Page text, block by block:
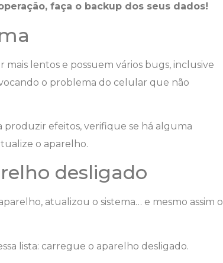
faça o backup dos seus dados!
mais lentos e possuem vários bugs, inclusive
o problema do celular que não
produzir efeitos, verifique se há alguma
o aparelho.
desligado
atualizou o sistema… e mesmo assim o
lista: carregue o aparelho desligado.